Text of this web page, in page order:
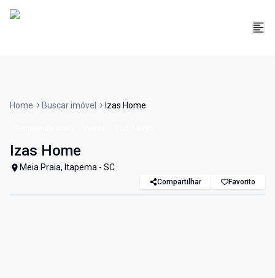
Home Buscar imóvel Izas Home
Izas Home
Meia Praia, Itapema - SC
Compartilhar Favorito